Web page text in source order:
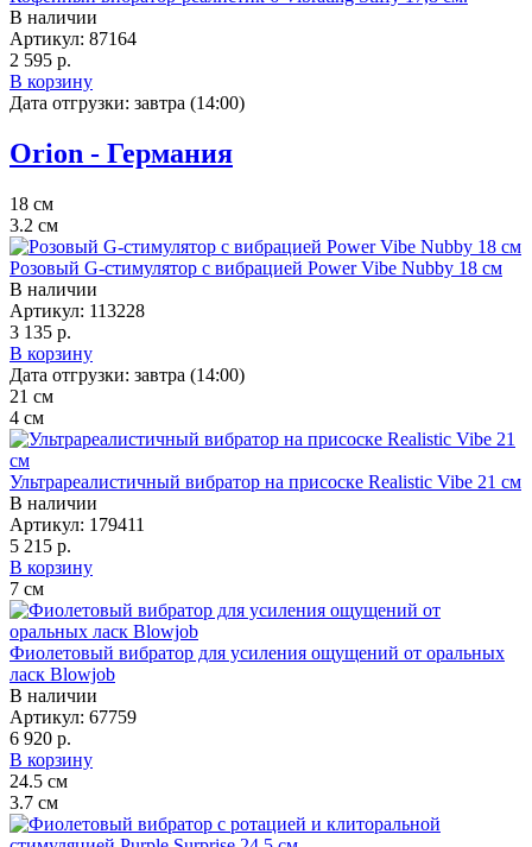
В наличии
Артикул: 87164
2 595 р.
В корзину
Дата отгрузки: завтра (14:00)
Orion - Германия
18 см
3.2 см
Розовый G-стимулятор с вибрацией Power Vibe Nubby 18 см
В наличии
Артикул: 113228
3 135 р.
В корзину
Дата отгрузки: завтра (14:00)
21 см
4 см
Ультрареалистичный вибратор на присоске Realistic Vibe 21 см
В наличии
Артикул: 179411
5 215 р.
В корзину
7 см
Фиолетовый вибратор для усиления ощущений от оральных
ласк Blowjob
В наличии
Артикул: 67759
6 920 р.
В корзину
24.5 см
3.7 см